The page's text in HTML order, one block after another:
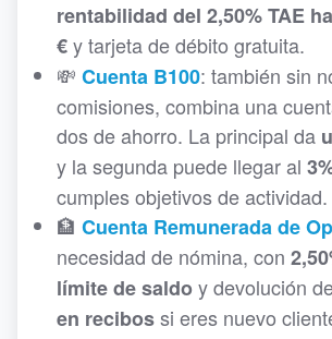
rentabilidad del 2,50% TAE
€y tarjeta de débito gratuita.
💸 Cuenta B100: también sin
comisiones, combina una
dos de ahorro. La principal da
y la segunda puede llegar al
cumples objetivos de actividad.
🏦 Cuenta Remunerada de
necesidad de nómina, con
límite de saldoy devolución
en recibossi eres nuevo